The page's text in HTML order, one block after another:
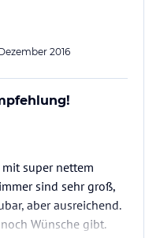
2016
super nettem
sind sehr groß,
aber ausreichend.
Wünsche gibt.